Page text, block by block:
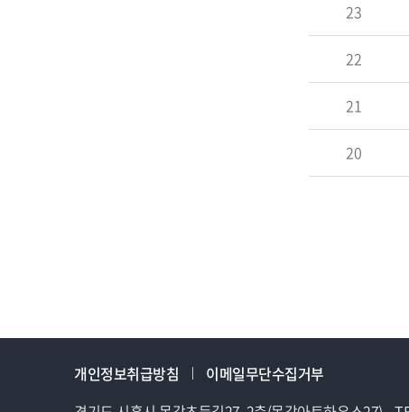
23
22
21
20
개인정보취급방침
이메일무단수집거부